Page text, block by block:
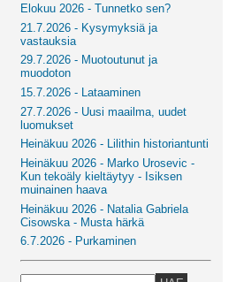
Elokuu 2026 - Tunnetko sen?
21.7.2026 - Kysymyksiä ja
vastauksia
29.7.2026 - Muotoutunut ja
muodoton
15.7.2026 - Lataaminen
27.7.2026 - Uusi maailma, uudet
luomukset
Heinäkuu 2026 - Lilithin historiantunti
Heinäkuu 2026 - Marko Urosevic -
Kun tekoäly kieltäytyy - Isiksen
muinainen haava
Heinäkuu 2026 - Natalia Gabriela
Cisowska - Musta härkä
6.7.2026 - Purkaminen